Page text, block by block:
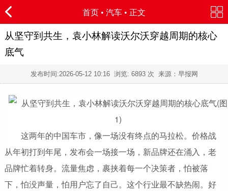
首页 • 汽车 • 正文
从坚守到共生，袁小林解读沃尔沃穿越周期的核心
底气
发布时间:2026-05-12 10:16浏览: 6893 次 来源：早报网
这两年的中国车市，像一场没有终点的马拉松。价格战
从年初打到年尾，发布会一场接一场，新品牌还在涌入，老
品牌忙着转身。流量焦虑，裹挟着每一个决策者，怕被落
下，怕没声量，怕用户忘了自己。这个行业最不缺热闹。好